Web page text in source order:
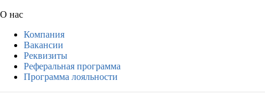
О нас
Компания
Вакансии
Реквизиты
Реферальная программа
Программа лояльности